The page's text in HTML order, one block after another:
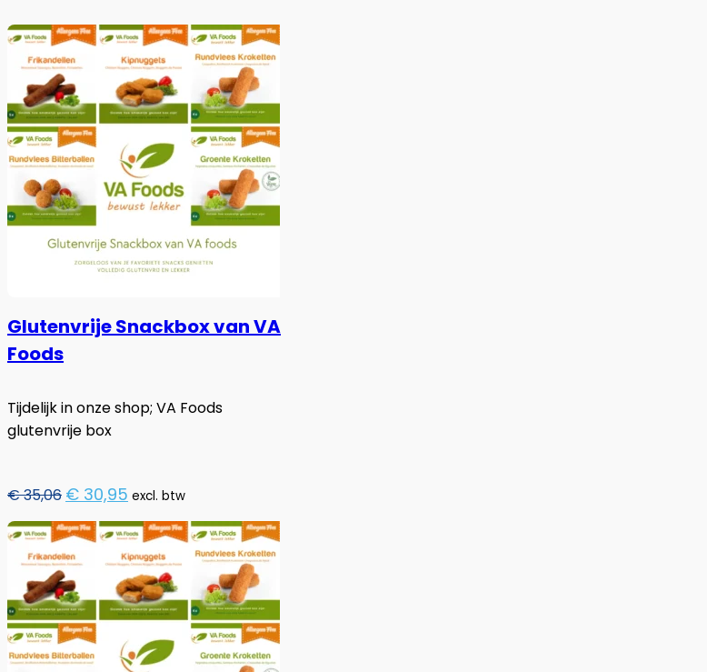
Glutenvrije Snackbox van VA
Foods
Tijdelijk in onze shop; VA Foods
glutenvrije box
€35,06 Oorspronkelijke
was:
€ 35,06.
€ 30,95 Huidige
is:
€ 30,95.
excl. btw